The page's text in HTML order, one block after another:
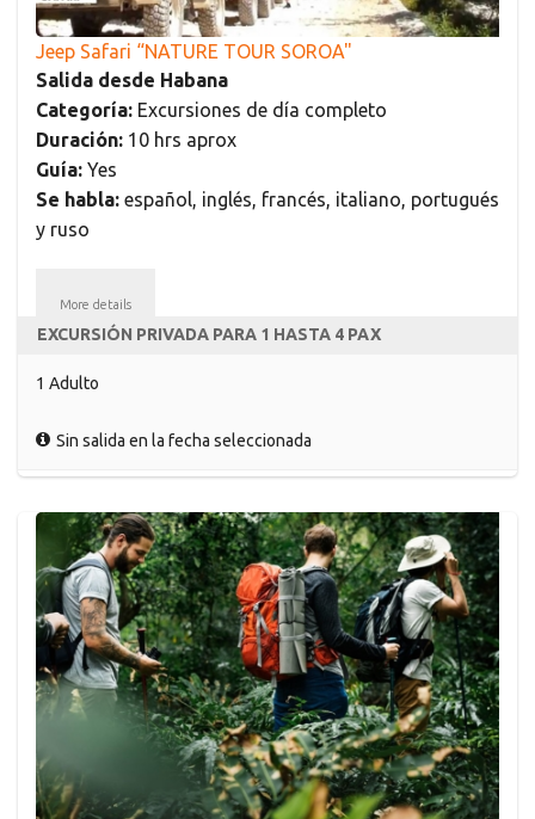
Jeep Safari “NATURE TOUR SOROA"
Salida desde Habana
Categoría: Excursiones de día completo
Duración: 10 hrs aprox
Guía: Yes
Se habla: español, inglés, francés, italiano, portugués
y ruso
More details
EXCURSIÓN PRIVADA PARA 1 HASTA 4 PAX
1 Adulto
Sin salida en la fecha seleccionada